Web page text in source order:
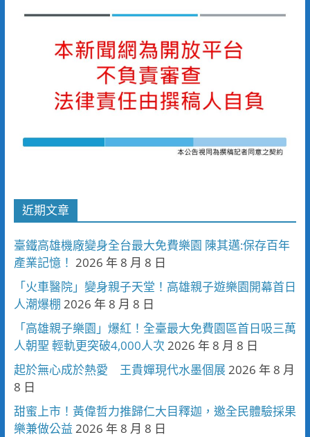
近期文章
臺鐵高雄機廠變身全台最大免費樂園 陳其邁:保存百年
產業記憶！ 2026 年 8 月 8 日
「火車醫院」變身親子天堂！高雄親子遊樂園開幕首日
人潮爆棚 2026 年 8 月 8 日
「高雄親子樂園」爆紅！全臺最大免費園區首日吸三萬
人朝聖 輕軌更突破4,000人次 2026 年 8 月 8 日
起於無心成於熱愛 王貴嬋現代水墨個展 2026 年 8 月
8 日
甜蜜上市！黃偉哲力推歸仁大目釋迦，邀全民體驗採果
樂兼做公益 2026 年 8 月 8 日